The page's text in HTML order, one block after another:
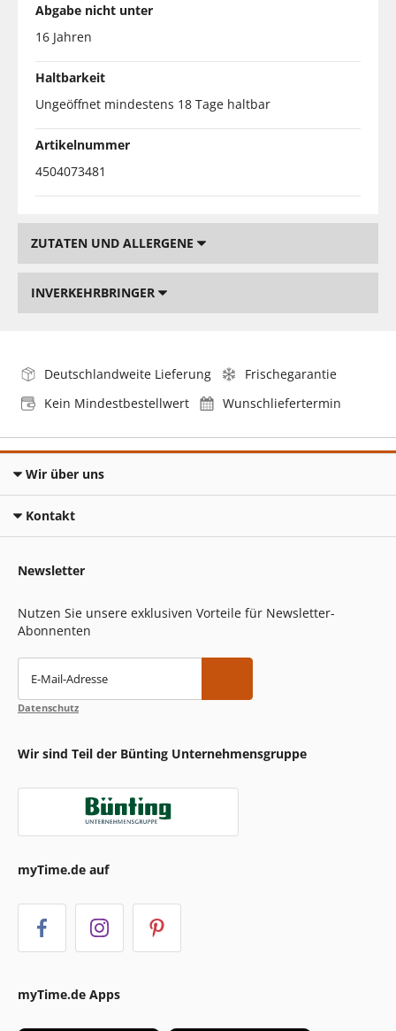
Abgabe nicht unter
16 Jahren
Haltbarkeit
Ungeöffnet mindestens 18 Tage haltbar
Artikelnummer
4504073481
ZUTATEN UND ALLERGENE
INVERKEHRBRINGER
Deutschlandweite Lieferung
Frischegarantie
Kein Mindestbestellwert
Wunschliefertermin
Wir über uns
Kontakt
Newsletter
Nutzen Sie unsere exklusiven Vorteile für Newsletter-
Abonnenten
E-Mail-Adresse
Datenschutz
Wir sind Teil der Bünting Unternehmensgruppe
myTime.de auf
myTime.de Apps